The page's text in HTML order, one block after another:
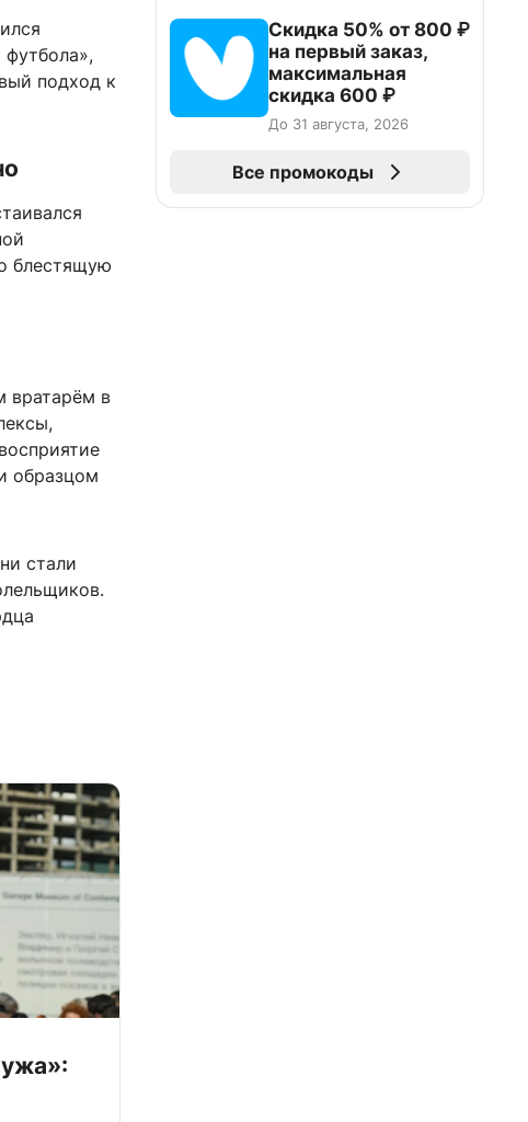
футбола»,
подход к
блестящую
вратарём в
образцом
стали
Скидка 50% от 800 ₽
на первый заказ,
максимальная
скидка 600 ₽
До 31 августа, 2026
Все промокоды